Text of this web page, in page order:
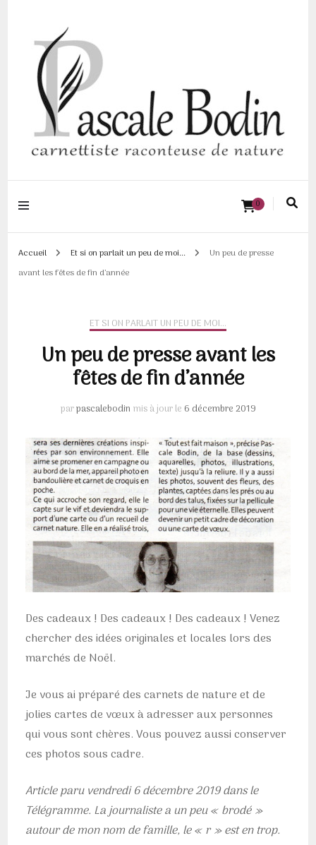
Pascale BODIN |
Carnettiste
raconteuse de
0
Accueil Et si on parlait un peu de moi...
Un peu de presse
avant les fêtes de fin d’année
ET SI ON PARLAIT UN PEU DE MOI...
Un peu de presse avant les
fêtes de fin d’année
parpascalebodin mis à jour le 6 décembre 2019
Des cadeaux ! Des cadeaux ! Des cadeaux ! Venez
chercher des idées originales et locales lors des
marchés de Noël.
Je vous ai préparé des carnets de nature et de
jolies cartes de vœux à adresser aux personnes
qui vous sont chères. Vous pouvez aussi conserver
ces photos sous cadre.
Article paru vendredi 6 décembre 2019 dans le
Télégramme. La journaliste a un peu « brodé »
autour de mon nom de famille, le « r » est en trop.